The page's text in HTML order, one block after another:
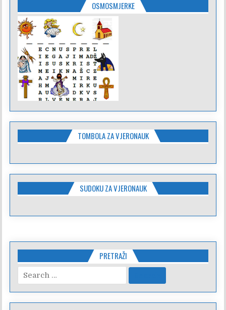
OSMOSMJERKE
TOMBOLA ZA VJERONAUK
SUDOKU ZA VJERONAUK
PRETRAŽI
Search
for: